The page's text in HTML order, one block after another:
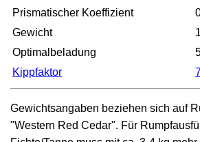
Prismatischer Koeffizient
Gewicht
Optimalbeladung
Kippfaktor
Gewichtsangaben beziehen sich auf
"Western Red Cedar". Für